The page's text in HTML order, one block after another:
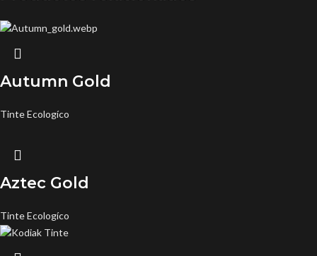
Autumn Gold
Tinte Ecologíco
Aztec Gold
Tinte Ecologíco